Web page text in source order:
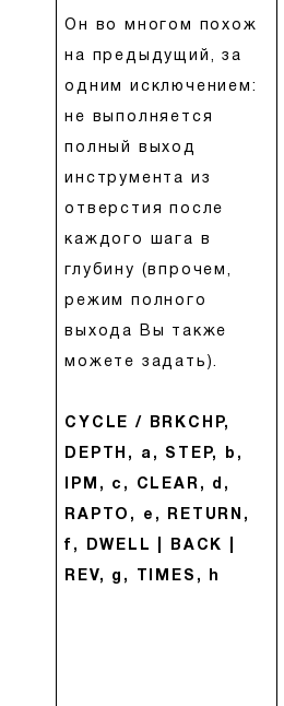
Он во многом похож
на предыдущий, за
одним исключением:
не выполняется
полный выход
инструмента из
отверстия после
каждого шага в
глубину (впрочем,
режим полного
выхода Вы также
можете задать).
CYCLE / BRKCHP,
DEPTH, a, STEP, b,
IPM, c, CLEAR, d,
RAPTO, e, RETURN,
f, DWELL | BACK |
REV, g, TIMES, h